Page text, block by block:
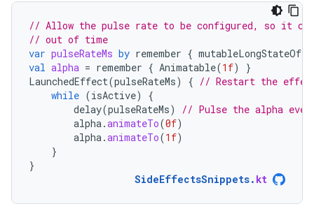
// Allow the pulse rate to be configured, so it
// out of time
var pulseRateMs by remember { mutableLongStateOf
val alpha = remember { Animatable(1f)
}
LaunchedEffect(pulseRateMs) { // Restart the effect
while (isActive)
{
delay(pulseRateMs)
// Pulse the alpha
alpha.animateTo(0f)
alpha.animateTo(1f)
}
}
SideEffectsSnippets. kt